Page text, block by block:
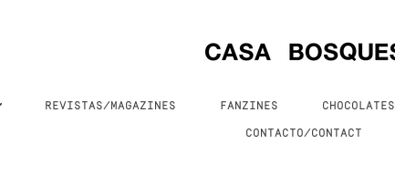
REVISTAS/MAGAZINES FANZINES CHOCOLATES
CONTACTO/CONTACT